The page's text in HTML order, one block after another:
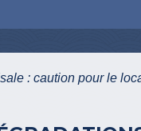
: caution pour le